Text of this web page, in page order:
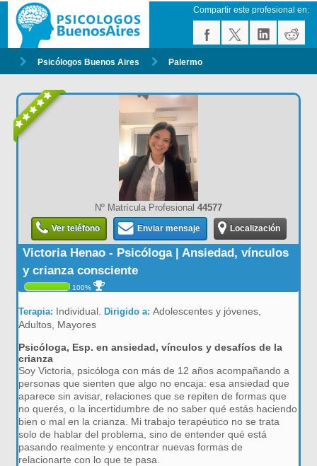
Compartir este profesional en:
Psicólogos Buenos Aires Palermo
Nº Matrícula Profesional 44577
Ver teléfono Enviar mensaje Localización
Victoria Henao - Psicóloga | Ansiedad, vínculos
y crianza consciente
100%
Terapia: Individual.Dirigido a:Adolescentes y jóvenes,
Adultos, Mayores
Psicóloga, Esp. en ansiedad, vínculos y desafíos de la
crianza
Soy Victoria, psicóloga con más de 12 años acompañando a
personas que sienten que algo no encaja: esa ansiedad que
aparece sin avisar, relaciones que se repiten de formas que
no querés, o la incertidumbre de no saber qué estás haciendo
bien o mal en la crianza. Mi trabajo terapéutico no se trata
solo de hablar del problema, sino de entender qué está
pasando realmente y encontrar nuevas formas de
relacionarte con lo que te pasa.